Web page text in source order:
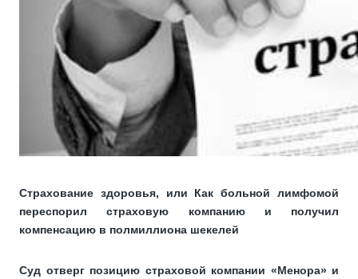
Страхование здоровья, или Как больной лимфомой
переспорил страховую компанию и получил
компенсацию в полмиллиона шекелей
Суд отверг позицию страховой компании «Менора» и